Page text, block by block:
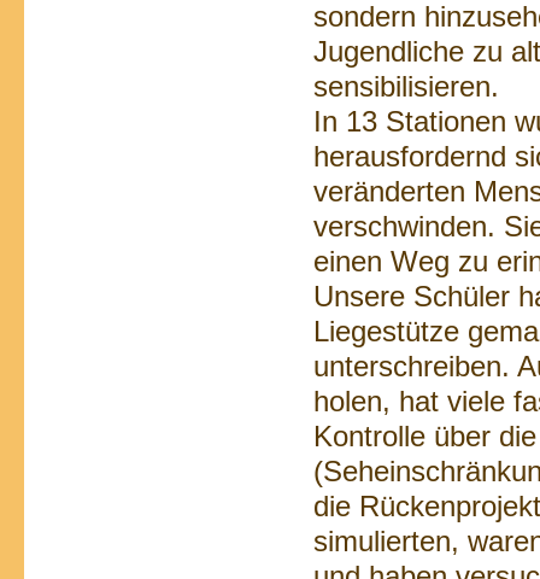
sondern
Jugendliche zu
sensibilisieren.
In 13 Stationen
herausfordernd
veränderten
verschwinden.
einen Weg zu
Unsere Schüler
Liegestütze
unterschreiben.
holen, hat viele
Kontrolle über
die
simulierten,